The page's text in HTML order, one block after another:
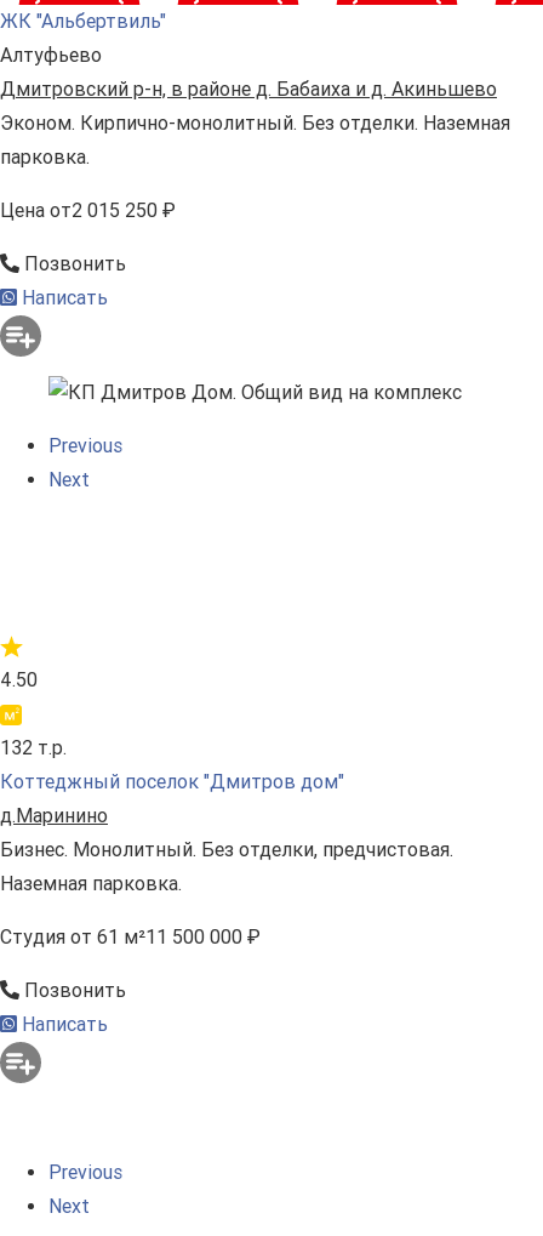
ЖК "Альбертвиль"
Алтуфьево
Дмитровский р-н, в районе д. Бабаиха и д. Акиньшево
Эконом. Кирпично-монолитный. Без отделки. Наземная
парковка.
Цена от2 015 250 ₽
Позвонить
Написать
Previous
Next
4.50
132 т.р.
Коттеджный поселок "Дмитров дом"
д.Маринино
Бизнес. Монолитный. Без отделки, предчистовая.
Наземная парковка.
Студия от 61 м²11 500 000 ₽
Позвонить
Написать
Previous
Next